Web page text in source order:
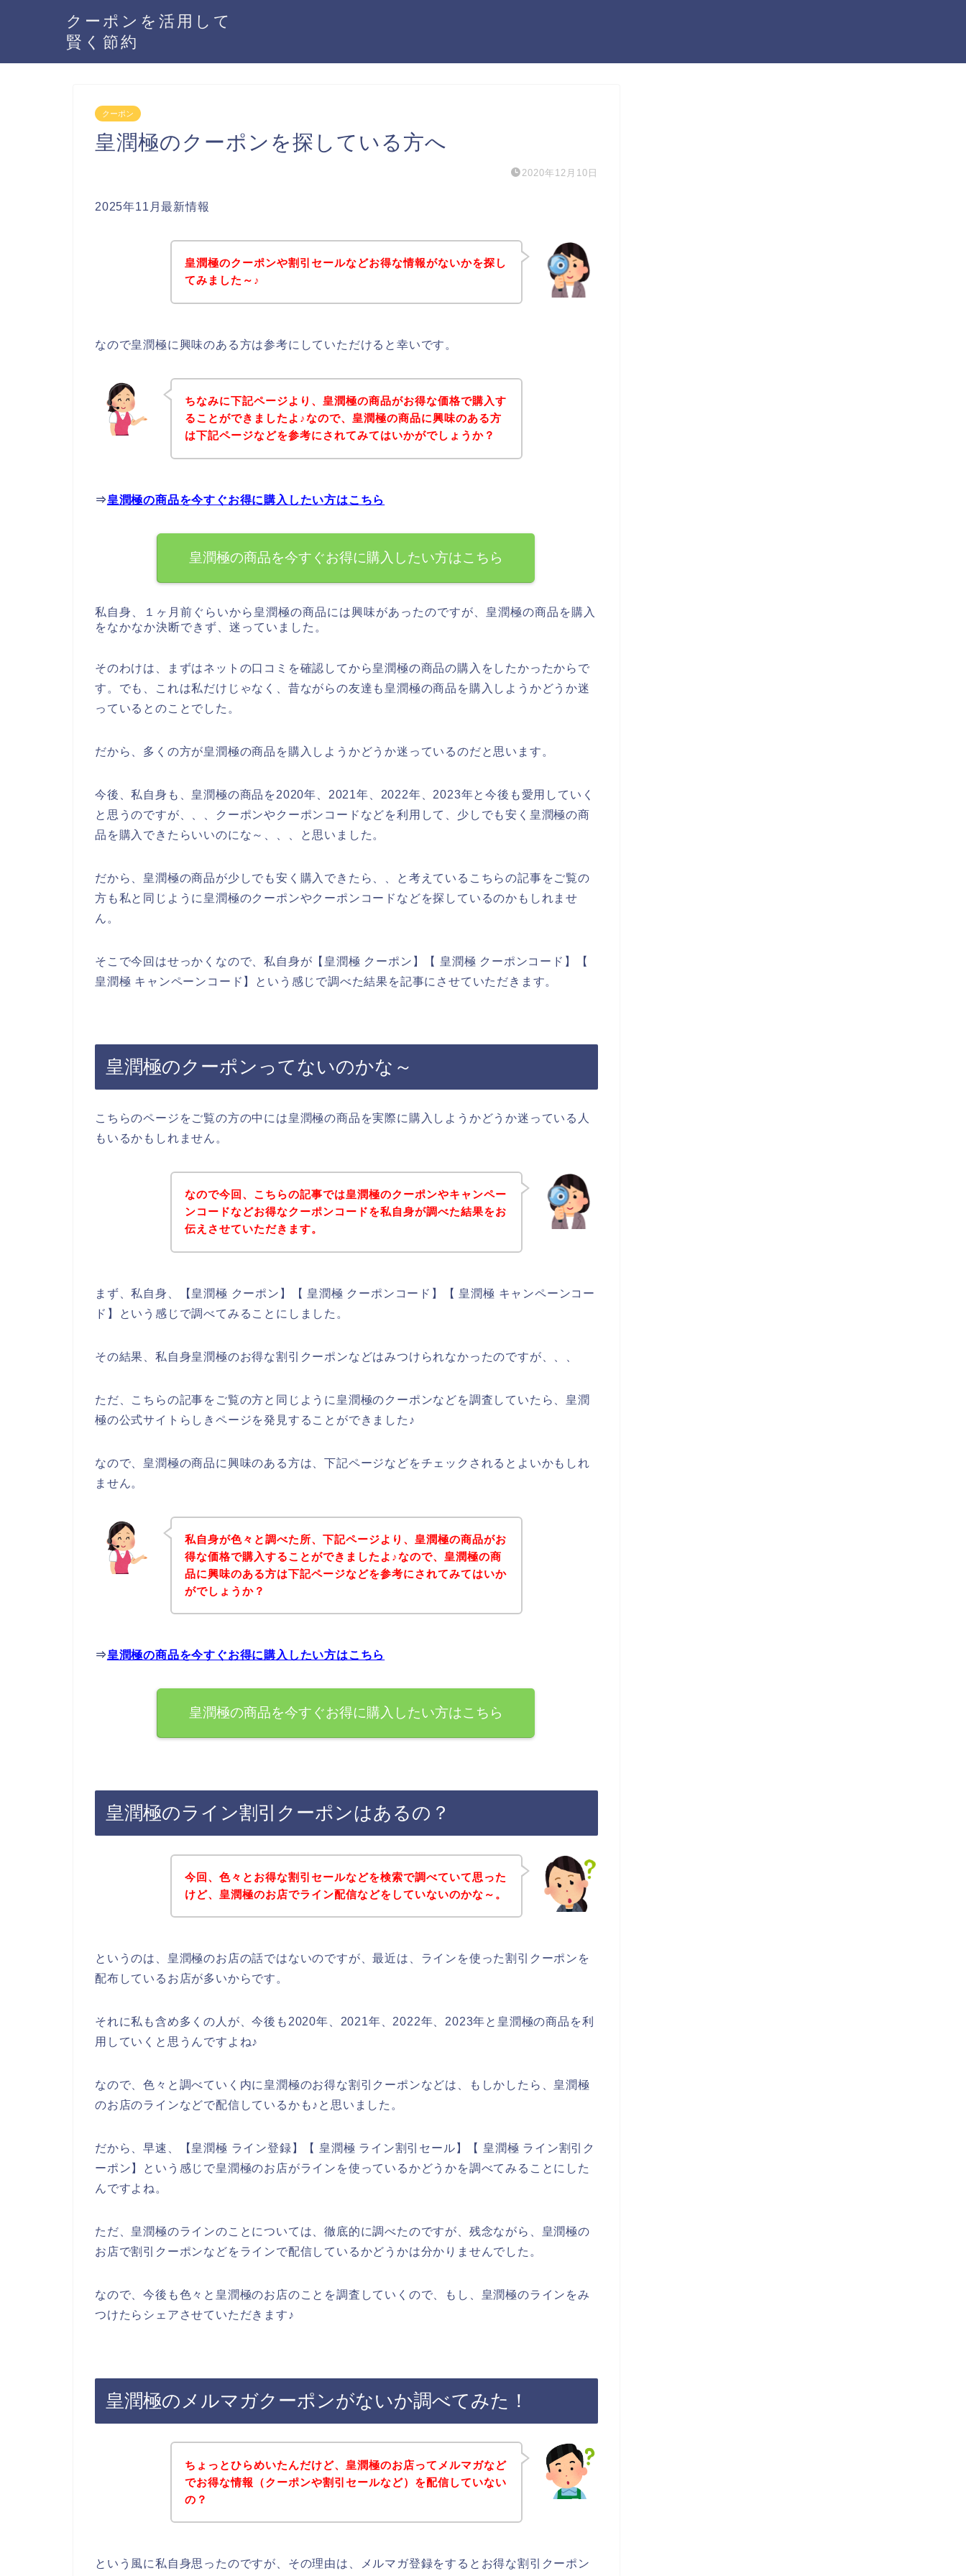
クーポンを活用して
賢く節約
クーポン
皇潤極のクーポンを探している方へ
2020年12月10日
2025年11月最新情報
皇潤極のクーポンや割引セールなどお得な情報がないかを探し
てみました～♪
なので皇潤極に興味のある方は参考にしていただけると幸いです。
ちなみに下記ページより、皇潤極の商品がお得な価格で購入す
ることができましたよ♪なので、皇潤極の商品に興味のある方
は下記ページなどを参考にされてみてはいかがでしょうか？
⇒皇潤極の商品を今すぐお得に購入したい方はこちら
皇潤極の商品を今すぐお得に購入したい方はこちら
私自身、１ヶ月前ぐらいから皇潤極の商品には興味があったのですが、皇潤極の商品を購入
をなかなか決断できず、迷っていました。
そのわけは、まずはネットの口コミを確認してから皇潤極の商品の購入をしたかったからで
す。でも、これは私だけじゃなく、昔ながらの友達も皇潤極の商品を購入しようかどうか迷
っているとのことでした。
だから、多くの方が皇潤極の商品を購入しようかどうか迷っているのだと思います。
今後、私自身も、皇潤極の商品を2020年、2021年、2022年、2023年と今後も愛用していく
と思うのですが、、、クーポンやクーポンコードなどを利用して、少しでも安く皇潤極の商
品を購入できたらいいのにな～、、、と思いました。
だから、皇潤極の商品が少しでも安く購入できたら、、と考えているこちらの記事をご覧の
方も私と同じように皇潤極のクーポンやクーポンコードなどを探しているのかもしれませ
ん。
そこで今回はせっかくなので、私自身が【皇潤極 クーポン】【 皇潤極 クーポンコード】【
皇潤極 キャンペーンコード】という感じで調べた結果を記事にさせていただきます。
皇潤極のクーポンってないのかな～
こちらのページをご覧の方の中には皇潤極の商品を実際に購入しようかどうか迷っている人
もいるかもしれません。
なので今回、こちらの記事では皇潤極のクーポンやキャンペー
ンコードなどお得なクーポンコードを私自身が調べた結果をお
伝えさせていただきます。
まず、私自身、【皇潤極 クーポン】【 皇潤極 クーポンコード】【 皇潤極 キャンペーンコー
ド】という感じで調べてみることにしました。
その結果、私自身皇潤極のお得な割引クーポンなどはみつけられなかったのですが、、、
ただ、こちらの記事をご覧の方と同じように皇潤極のクーポンなどを調査していたら、皇潤
極の公式サイトらしきページを発見することができました♪
なので、皇潤極の商品に興味のある方は、下記ページなどをチェックされるとよいかもしれ
ません。
私自身が色々と調べた所、下記ページより、皇潤極の商品がお
得な価格で購入することができましたよ♪なので、皇潤極の商
品に興味のある方は下記ページなどを参考にされてみてはいか
がでしょうか？
⇒皇潤極の商品を今すぐお得に購入したい方はこちら
皇潤極の商品を今すぐお得に購入したい方はこちら
皇潤極のライン割引クーポンはあるの？
今回、色々とお得な割引セールなどを検索で調べていて思った
けど、皇潤極のお店でライン配信などをしていないのかな～。
というのは、皇潤極のお店の話ではないのですが、最近は、ラインを使った割引クーポンを
配布しているお店が多いからです。
それに私も含め多くの人が、今後も2020年、2021年、2022年、2023年と皇潤極の商品を利
用していくと思うんですよね♪
なので、色々と調べていく内に皇潤極のお得な割引クーポンなどは、もしかしたら、皇潤極
のお店のラインなどで配信しているかも♪と思いました。
だから、早速、【皇潤極 ライン登録】【 皇潤極 ライン割引セール】【 皇潤極 ライン割引ク
ーポン】という感じで皇潤極のお店がラインを使っているかどうかを調べてみることにした
んですよね。
ただ、皇潤極のラインのことについては、徹底的に調べたのですが、残念ながら、皇潤極の
お店で割引クーポンなどをラインで配信しているかどうかは分かりませんでした。
なので、今後も色々と皇潤極のお店のことを調査していくので、もし、皇潤極のラインをみ
つけたらシェアさせていただきます♪
皇潤極のメルマガクーポンがないか調べてみた！
ちょっとひらめいたんだけど、皇潤極のお店ってメルマガなど
でお得な情報（クーポンや割引セールなど）を配信していない
の？
という風に私自身思ったのですが、その理由は、メルマガ登録をするとお得な割引クーポン